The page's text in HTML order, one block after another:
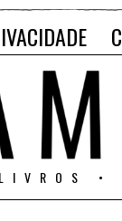
LIVROS •